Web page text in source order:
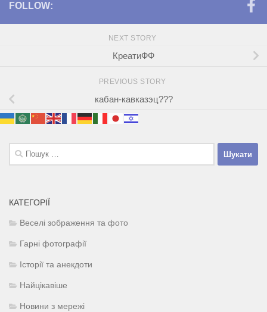
FOLLOW:
NEXT STORY
КреатиФФ
PREVIOUS STORY
кабан-кавказэц???
Пошук:
КАТЕГОРІЇ
Веселі зображення та фото
Гарні фотографії
Історії та анекдоти
Найцікавіше
Новини з мережі